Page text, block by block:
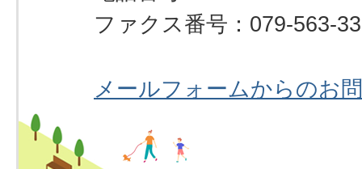
ファクス番号：079-563-
メールフォームからのお